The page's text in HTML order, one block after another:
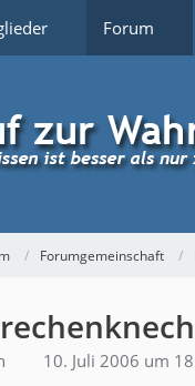
Forum
Forumgemeinschaft
10. Juli 2006 um